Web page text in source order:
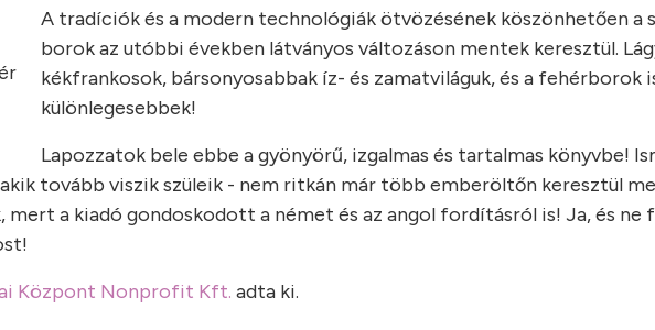
A tradíciók és a modern technológiák ötvözésének köszönhetően a
borok az utóbbi években látványos változáson mentek keresztül.
kékfrankosok, bársonyosabbak íz- és zamatviláguk, és a fehérborok
különlegesebbek!
Lapozzatok bele ebbe a gyönyörű, izgalmas és tartalmas könyvbe!
tovább viszik szüleik - nem ritkán már több emberöltőn keresztül
mert a kiadó gondoskodott a német és az angol fordításról is! Ja, és ne
Központ Nonprofit Kft. adta ki.